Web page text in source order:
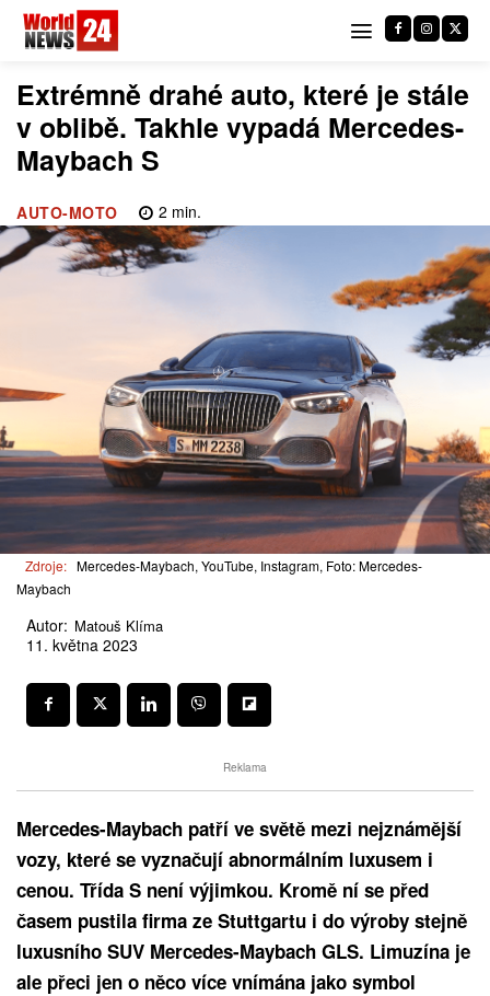
Extrémně drahé auto, které je stále
v oblibě. Takhle vypadá Mercedes-
Maybach S
AUTO-MOTO 2 min.
Zdroje: Mercedes-Maybach, YouTube, Instagram, Foto: Mercedes-
Maybach
Autor: Matouš Klíma
11. května 2023
Reklama
Mercedes-Maybach patří ve světě mezi nejznámější
vozy, které se vyznačují abnormálním luxusem i
cenou. Třída S není výjimkou. Kromě ní se před
časem pustila firma ze Stuttgartu i do výroby stejně
luxusního SUV Mercedes-Maybach GLS. Limuzína je
ale přeci jen o něco více vnímána jako symbol